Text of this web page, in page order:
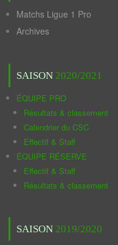
Matchs Ligue 1 Pro
Archives
SAISON 2020/2021
ÉQUIPE PRO
Résultats & classement
Calendrier du CSC
Effectif & Staff
ÉQUIPE RÉSERVE
Effectif & Staff
Résultats & classement
SAISON 2019/2020